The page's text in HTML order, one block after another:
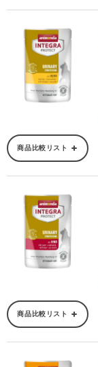
商品比較リスト
商品比較リスト